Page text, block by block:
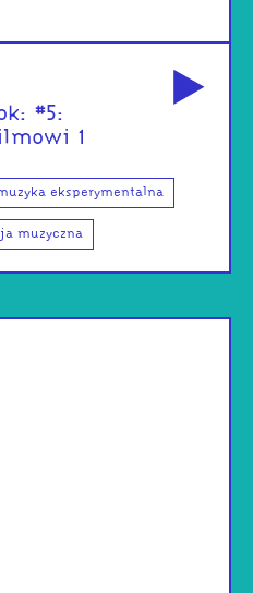
#5:
1
eksperymentalna
muzyczna